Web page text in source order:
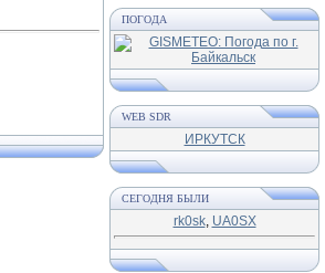
ПОГОДА
WEB SDR
ИРКУТСК
СЕГОДНЯ БЫЛИ
rk0sk, UA0SX